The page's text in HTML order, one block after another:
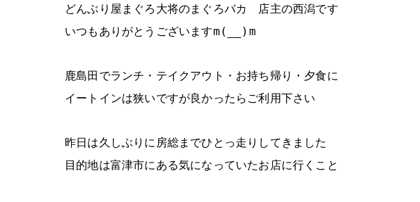
どんぶり屋まぐろ大将のまぐろバカ 店主の西潟です
いつもありがとうございますm(__)m
鹿島田でランチ・テイクアウト・お持ち帰り・夕食に
イートインは狭いですが良かったらご利用下さい
昨日は久しぶりに房総までひとっ走りしてきました
目的地は富津市にある気になっていたお店に行くこと